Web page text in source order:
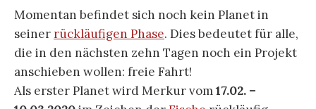
Momentan befindet sich noch kein Planet in
seinerrückläufigen Phase. Dies bedeutet für alle,
die in den nächsten zehn Tagen noch ein Projekt
anschieben wollen: freie Fahrt!
Als erster Planet wird Merkur vom17.02. –